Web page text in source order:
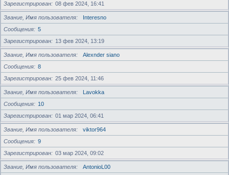
Зарегистрирован
08 фев 2024, 16:41
Звание, Имя пользователя
Interesno
Сообщения
5
Зарегистрирован
13 фев 2024, 13:19
Звание, Имя пользователя
Alexnder siano
Сообщения
8
Зарегистрирован
25 фев 2024, 11:46
Звание, Имя пользователя
Lavokka
Сообщения
10
Зарегистрирован
01 мар 2024, 06:41
Звание, Имя пользователя
viktor964
Сообщения
9
Зарегистрирован
03 мар 2024, 09:02
Звание, Имя пользователя
AntonioL00